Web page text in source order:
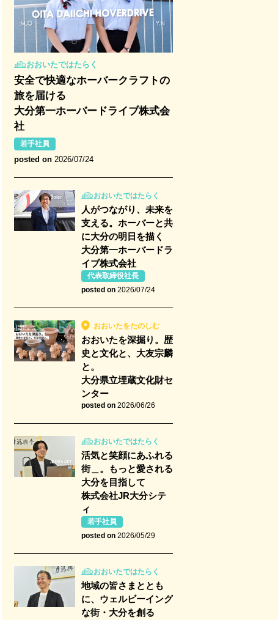
おおいたではたらく
安全で快適なホーバークラフトの
旅を届ける
大分第一ホーバードライブ株式会
社
若手社員
posted on 2026/07/24
おおいたではたらく
人がつながり、未来を
支える。ホーバーと共
に大分の明日を描く
大分第一ホーバードラ
イブ株式会社
代表取締役社長
posted on 2026/07/24
おおいたをたのしむ
おおいたを深掘り。歴
史と文化と、大友宗麟
と。
大分県立埋蔵文化財セ
ンター
posted on 2026/06/26
おおいたではたらく
活気と笑顔にあふれる
街＿。もっと愛される
大分を目指して
株式会社JR大分シテ
ィ
若手社員
posted on 2026/05/29
おおいたではたらく
地域の皆さまととも
に、ウェルビーイング
な街・大分を創る